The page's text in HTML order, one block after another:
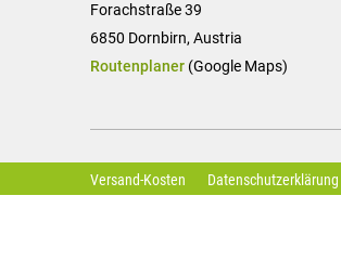
Forachstraße 39
6850 Dornbirn, Austria
Routenplaner (Google Maps)
© by Paterno Bürowelt GmbH | Austria
Versand-Kosten Datenschutzerklärung